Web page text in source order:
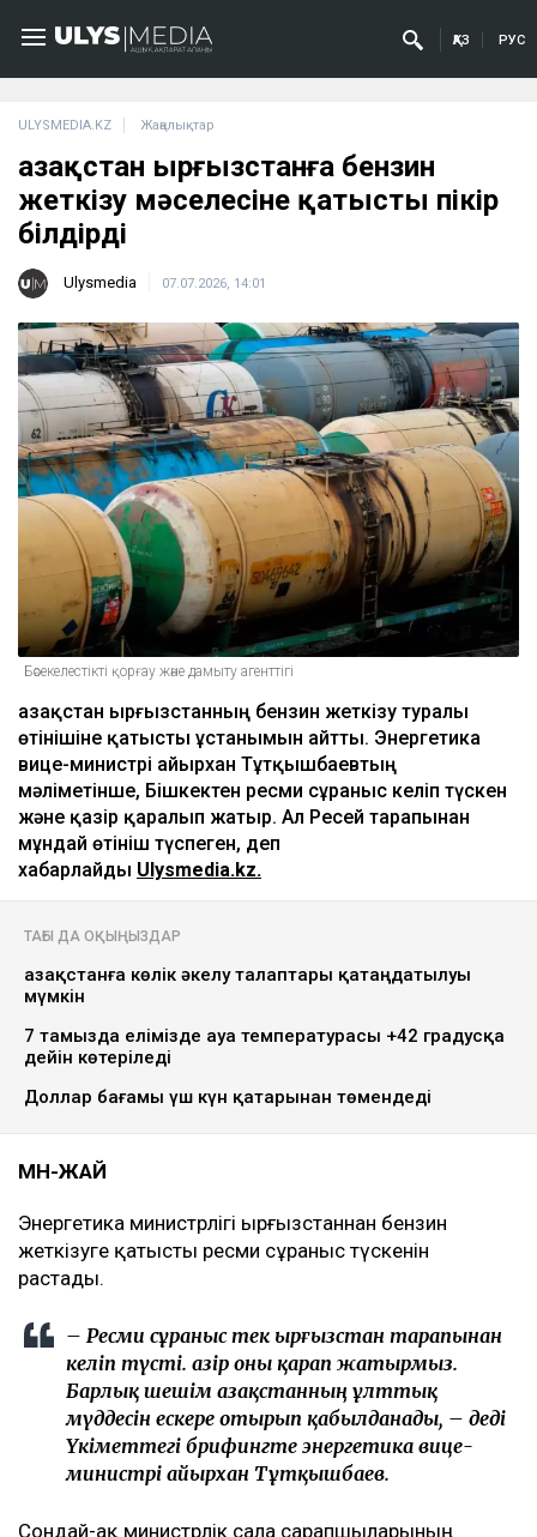
ҚАЗ РУС
ULYSMEDIA.KZ Жаңалықтар
Қазақстан Қырғызстанға бензин
жеткізу мәселесіне қатысты пікір
білдірді
Ulysmedia 07.07.2026, 14:01
Бәсекелестікті қорғау және дамыту агенттігі
Қазақстан Қырғызстанның бензин жеткізу туралы
өтінішіне қатысты ұстанымын айтты. Энергетика
вице-министрі Қайырхан Тұтқышбаевтың
мәліметінше, Бішкектен ресми сұраныс келіп түскен
және қазір қаралып жатыр. Ал Ресей тарапынан
мұндай өтініш түспеген, деп
хабарлайды Ulysmedia.kz.
ТАҒЫ ДА ОҚЫҢЫЗДАР
Қазақстанға көлік әкелу талаптары қатаңдатылуы
мүмкін
7 тамызда елімізде ауа температурасы +42 градусқа
дейін көтеріледі
Доллар бағамы үш күн қатарынан төмендеді
МӘН-ЖАЙ
Энергетика министрлігі Қырғызстаннан бензин
жеткізуге қатысты ресми сұраныс түскенін
растады.
– Ресми сұраныс тек Қырғызстан тарапынан
келіп түсті. Қазір оны қарап жатырмыз.
Барлық шешім Қазақстанның ұлттық
мүддесін ескере отырып қабылданады, – деді
Үкіметтегі брифингте энергетика вице-
министрі Қайырхан Тұтқышбаев.
Сондай-ақ министрлік сала сарапшыларының